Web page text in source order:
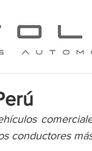
conductores